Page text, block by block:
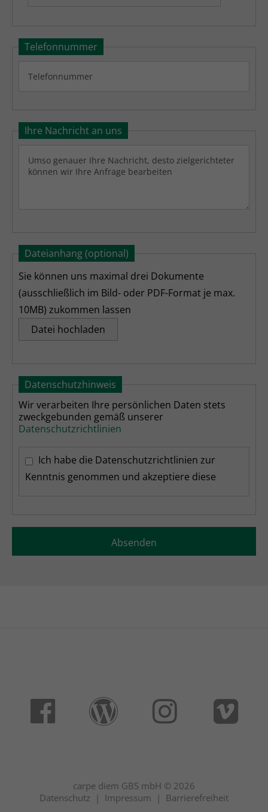
Telefonnummer
Ihre Nachricht an uns
Dateianhang (optional)
Sie können uns maximal drei Dokumente
(ausschließlich im Bild- oder PDF-Format je max.
10MB) zukommen lassen
Datei hochladen
Datenschutzhinweis
Wir verarbeiten Ihre persönlichen Daten stets
zweckgebunden gemäß unserer
Datenschutzrichtlinien
Ich habe die Datenschutzrichtlinien zur
Kenntnis genommen und akzeptiere diese
Absenden
carpe diem GBS mbH © 2026
Datenschutz | Impressum | Barrierefreiheit